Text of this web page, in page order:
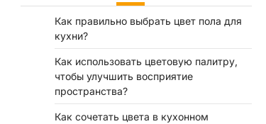
Как правильно выбрать цвет пола для
кухни?
Как использовать цветовую палитру,
чтобы улучшить восприятие
пространства?
Как сочетать цвета в кухонном